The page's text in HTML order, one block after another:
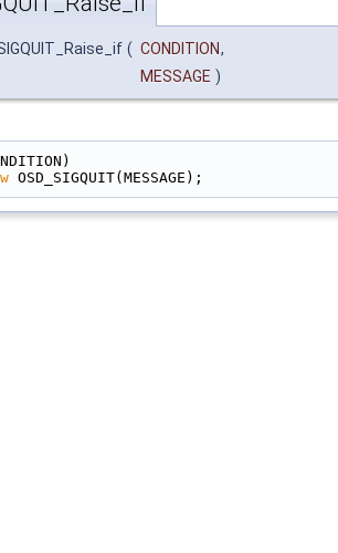
( CONDITION,
MESSAGE )
OSD_SIGQUIT(MESSAGE);